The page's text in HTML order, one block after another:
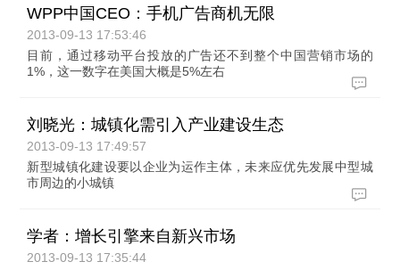
WPP中国CEO：手机广告商机无限
2013-09-13 17:53:46
目前，通过移动平台投放的广告还不到整个中国营销市场的
1%，这一数字在美国大概是5%左右
刘晓光：城镇化需引入产业建设生态
2013-09-13 17:49:57
新型城镇化建设要以企业为运作主体，未来应优先发展中型城
市周边的小城镇
学者：增长引擎来自新兴市场
2013-09-13 17:35:44